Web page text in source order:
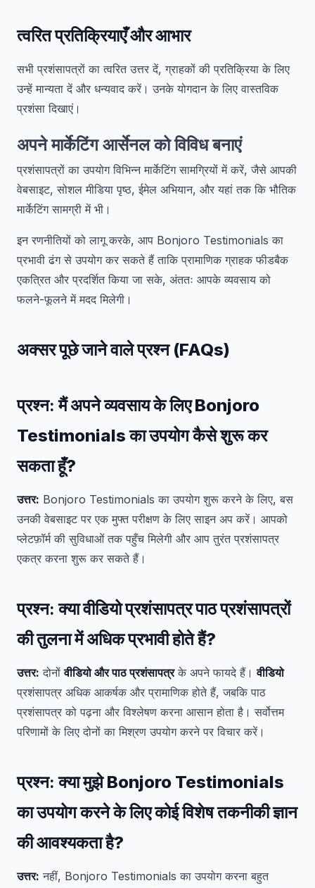
त्वरित प्रतिक्रियाएँ और आभार
सभी प्रशंसापत्रों का त्वरित उत्तर दें, ग्राहकों की प्रतिक्रिया के लिए
उन्हें मान्यता दें और धन्यवाद करें। उनके योगदान के लिए वास्तविक
प्रशंसा दिखाएं।
अपने मार्केटिंग आर्सेनल को विविध बनाएं
प्रशंसापत्रों का उपयोग विभिन्न मार्केटिंग सामग्रियों में करें, जैसे आपकी
वेबसाइट, सोशल मीडिया पृष्ठ, ईमेल अभियान, और यहां तक कि भौतिक
मार्केटिंग सामग्री में भी।
इन रणनीतियों को लागू करके, आप Bonjoro Testimonials का
प्रभावी ढंग से उपयोग कर सकते हैं ताकि प्रामाणिक ग्राहक फीडबैक
एकत्रित और प्रदर्शित किया जा सके, अंततः आपके व्यवसाय को
फलने-फूलने में मदद मिलेगी।
अक्सर पूछे जाने वाले प्रश्न (FAQs)
प्रश्न: मैं अपने व्यवसाय के लिए Bonjoro
Testimonials का उपयोग कैसे शुरू कर
सकता हूँ?
उत्तर: Bonjoro Testimonials का उपयोग शुरू करने के लिए, बस
उनकी वेबसाइट पर एक मुफ्त परीक्षण के लिए साइन अप करें। आपको
प्लेटफ़ॉर्म की सुविधाओं तक पहुँच मिलेगी और आप तुरंत प्रशंसापत्र
एकत्र करना शुरू कर सकते हैं।
प्रश्न: क्या वीडियो प्रशंसापत्र पाठ प्रशंसापत्रों
की तुलना में अधिक प्रभावी होते हैं?
उत्तर: दोनोंवीडियो और पाठ प्रशंसापत्रके अपने फायदे हैं।वीडियो
प्रशंसापत्र अधिक आकर्षक और प्रामाणिक होते हैं, जबकि पाठ
प्रशंसापत्र को पढ़ना और विश्लेषण करना आसान होता है। सर्वोत्तम
परिणामों के लिए दोनों का मिश्रण उपयोग करने पर विचार करें।
प्रश्न: क्या मुझे Bonjoro Testimonials
का उपयोग करने के लिए कोई विशेष तकनीकी ज्ञान
की आवश्यकता है?
उत्तर: नहीं, Bonjoro Testimonials का उपयोग करना बहुत